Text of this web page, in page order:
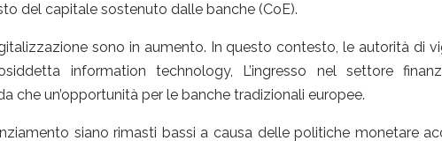
del capitale sostenuto dalle banche (CoE).
sono in aumento. In questo contesto, le autorità di
information technology, L’ingresso nel settore
che un’opportunità per le banche tradizionali europee.
siano rimasti bassi a causa delle politiche monetare